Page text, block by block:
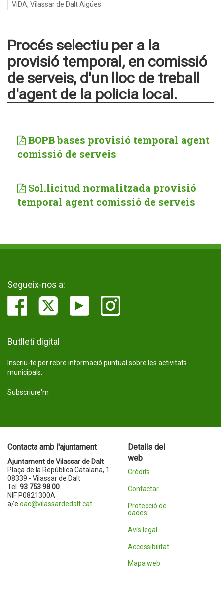
ViDA, Vilassar de Dalt Aigües
Procés selectiu per a la
provisió temporal, en comissió
de serveis, d'un lloc de treball
d'agent de la policia local.
BOPB bases provisió temporal agent
comissió de serveis
Sol.licitud normalitzada provisió
temporal agent comissió de serveis
Segueix-nos a:
Butlletí digital
Inscriu-te per rebre informació puntual sobre les activitats
municipals.
Subscriure'm
Contacta amb l'ajuntament
Ajuntament de Vilassar de Dalt
Plaça de la República Catalana, 1
08339 - Vilassar de Dalt
Tel. 93 753 98 00
NIF P0821300A
a/e oac@vilassardedalt.cat
Detalls del
web
Crèdits
Contactar
Protecció de
dades
Avís legal
Accessibilitat
Mapa web